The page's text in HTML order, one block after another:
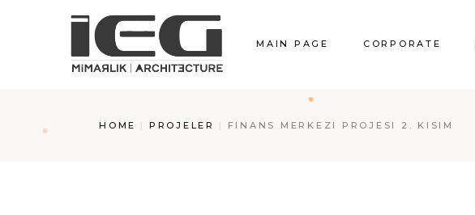
MAIN PAGE CORPORATE
HOME PROJELER FINANS MERKEZI PROJESI 2. KISIM